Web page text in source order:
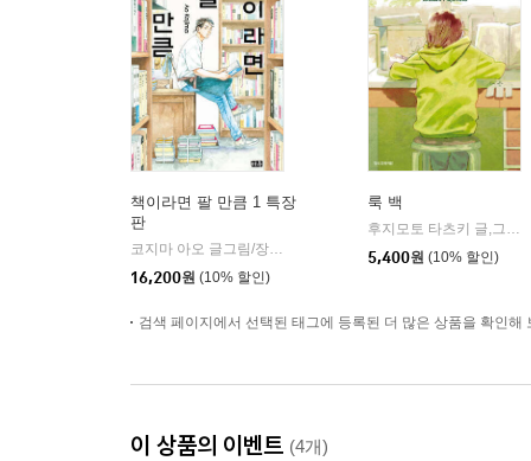
책이라면 팔 만큼 1 특장
판
코지마 아오 글그림/장혜영 역
미우(대원)
16,200원 (10% 할인)
룩 백
후지모토 타츠키 글,그림
5,400원 (10% 할인)
검색 페이지에서 선택된 태그에 등록된 더 많은 상품을 확인해
이 상품의 이벤트 (4개)